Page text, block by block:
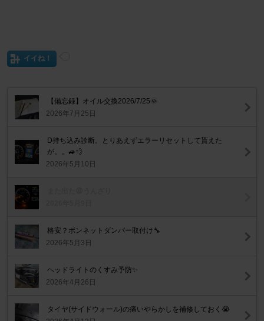
イイね！
【備忘録】オイル交換2026/7/25🌞
2026年7月25日
D持ち込み診断。とりあえずエラーリセットして貰えた
が。。🚙💨
2026年5月10日
格安？ボンネットダンパー取付け🔧
2026年5月3日
ヘッドライトのくすみ予防✨
2026年4月26日
タイヤ(サイドウォール)の痛いやらかしを補修しておく😭